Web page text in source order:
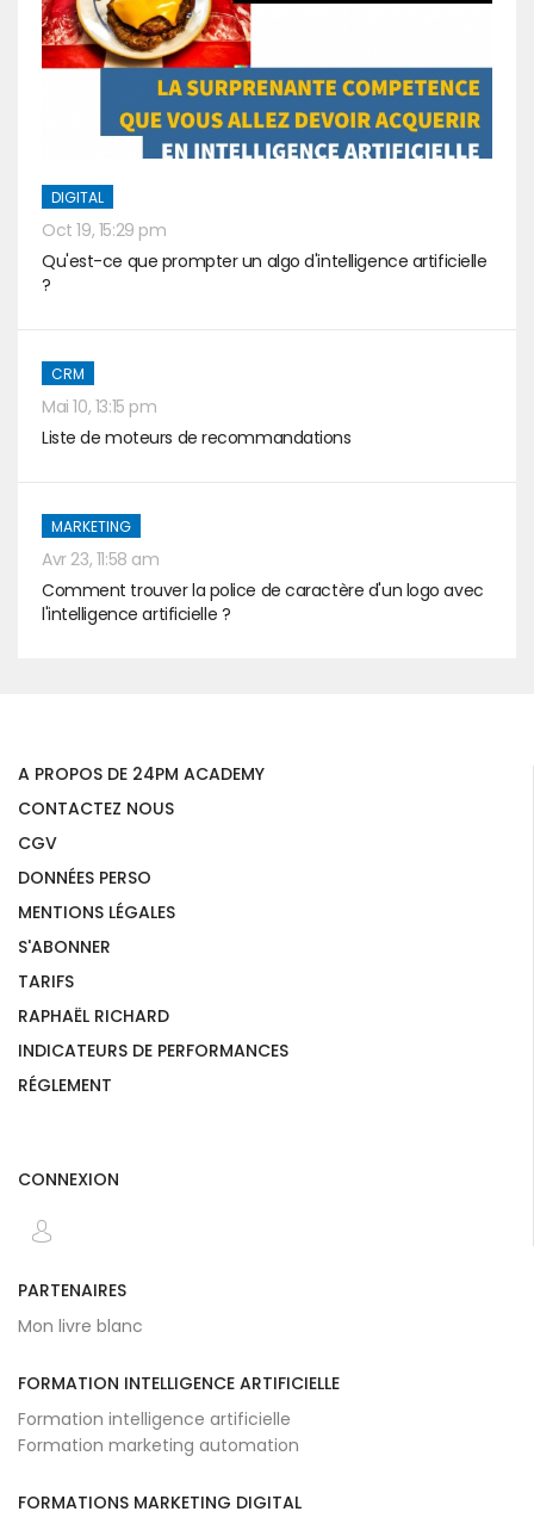
DIGITAL
Oct 19, 15:29 pm
Qu'est-ce que prompter un algo d'intelligence artificielle
?
CRM
Mai 10, 13:15 pm
Liste de moteurs de recommandations
MARKETING
Avr 23, 11:58 am
Comment trouver la police de caractère d'un logo avec
l'intelligence artificielle ?
A PROPOS DE 24PM ACADEMY
CONTACTEZ NOUS
CGV
DONNÉES PERSO
MENTIONS LÉGALES
S'ABONNER
TARIFS
RAPHAËL RICHARD
INDICATEURS DE PERFORMANCES
RÉGLEMENT
CONNEXION
PARTENAIRES
Mon livre blanc
FORMATION INTELLIGENCE ARTIFICIELLE
Formation intelligence artificielle
Formation marketing automation
FORMATIONS MARKETING DIGITAL